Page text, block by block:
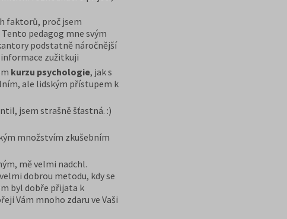
faktorů, proč jsem
pedagog mne svým
podstatně náročnější
zužitkuji
kurzu psychologie, jak s
ale lidským přístupem k
jsem strašně šťastná. :)
množstvím zkušebním
mě velmi nadchl.
dobrou metodu, kdy se
byl dobře přijata k
Vám mnoho zdaru ve Vaši